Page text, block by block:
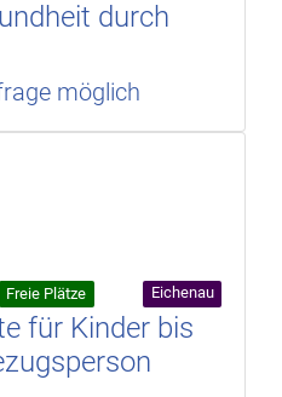
durch
möglich
Freie Plätze Eichenau
für Kinder bis